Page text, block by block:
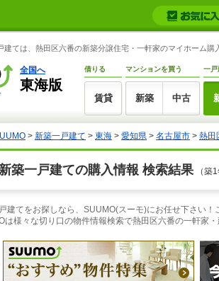
ては、熱田区六番の新築分譲住宅・一軒家のマイホーム購
全国へ
東海版
借りる
賃貸
マンションを買う
新築 中古
一戸
> 新築一戸建て > 東海 > 愛知県 > 名古屋市 > 熱田
築一戸建ての購入情報 検索結果 （築
建てをお探しなら、SUUMO(スーモ)にお任せ下さい
は様々な切り口の物件情報検索で熱田区六番の一軒家